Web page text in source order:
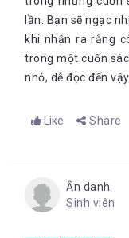
Theo dõi fanpage
thú vị về sách tại link:
(*) Bản quyền bài
- Bookademy." Các
lần. Bạn sẽ ngạc
khi nhận ra rằng
trong một cuốn
nhỏ, dễ đọc đến vậy.
Like Share
Ẩn danh
Sinh viên